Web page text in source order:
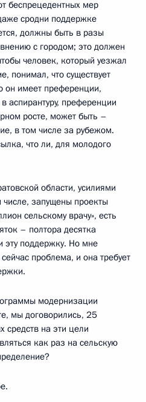
беспрецедентных мер
сродни поддержке
должны быть в разы
с городом; это должен
человек, который уезжал
понимал, что существует
он имеет преференции,
аспирантуру, преференции
росте, может быть –
в том числе за рубежом.
что ли, для молодого
области, усилиями
запущены проекты
сельскому врачу», есть
– полтора десятка
эту поддержку. Но мне
проблема, и она требует
модернизации
мы договорились, 25
средств на эти цели
как раз на сельскую